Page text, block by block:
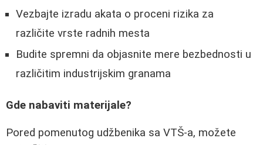
Vezbajte izradu akata o proceni rizika za
različite vrste radnih mesta
Budite spremni da objasnite mere bezbednosti u
različitim industrijskim granama
Gde nabaviti materijale?
Pored pomenutog udžbenika sa VTŠ-a, možete